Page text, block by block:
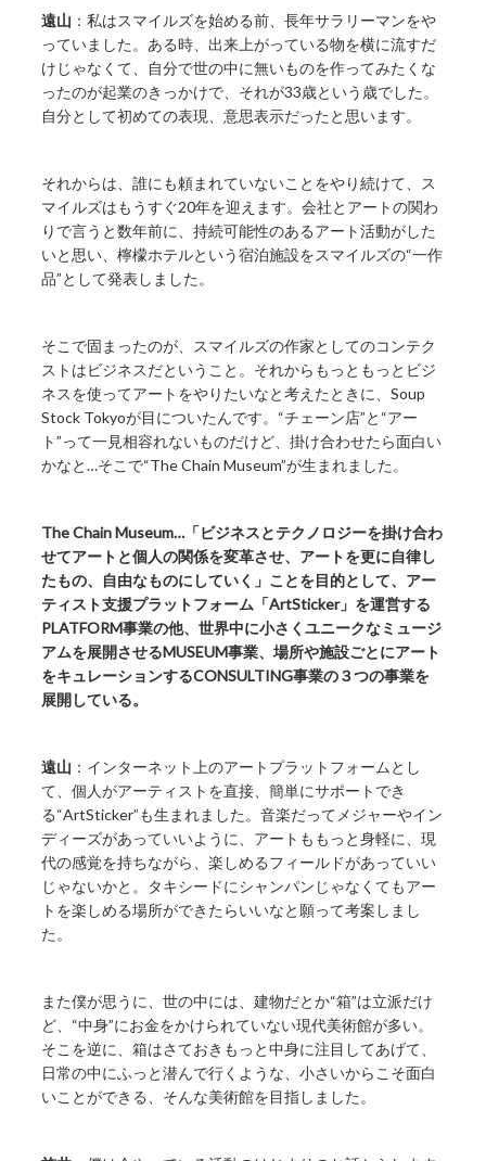
遠山 ：私はスマイルズを始める前、長年サラリーマンをや
っていました。ある時、出来上がっている物を横に流すだ
けじゃなくて、自分で世の中に無いものを作ってみたくな
ったのが起業のきっかけで、それが33歳という歳でした。
自分として初めての表現、意思表示だったと思います。
それからは、誰にも頼まれていないことをやり続けて、ス
マイルズはもうすぐ20年を迎えます。会社とアートの関わ
りで言うと数年前に、持続可能性のあるアート活動がした
いと思い、檸檬ホテルという宿泊施設をスマイルズの“一作
品”として発表しました。
そこで固まったのが、スマイルズの作家としてのコンテク
ストはビジネスだということ。それからもっともっとビジ
ネスを使ってアートをやりたいなと考えたときに、Soup
Stock Tokyo‎が目についたんです。“チェーン店”と“アー
ト”って一見相容れないものだけど、掛け合わせたら面白い
かなと…そこで“The Chain Museum”が生まれました。
The Chain Museum…「ビジネスとテクノロジーを掛け合わ
せてアートと個人の関係を変革させ、アートを更に自律し
たもの、自由なものにしていく」ことを目的として、アー
ティスト支援プラットフォーム「ArtSticker」を運営する
PLATFORM事業の他、世界中に小さくユニークなミュージ
アムを展開させるMUSEUM事業、場所や施設ごとにアート
をキュレーションするCONSULTING事業の３つの事業を
展開している。
遠山 ：インターネット上のアートプラットフォームとし
て、個人がアーティストを直接、簡単にサポートでき
る“ArtSticker”も生まれました。音楽だってメジャーやイン
ディーズがあっていいように、アートももっと身軽に、現
代の感覚を持ちながら、楽しめるフィールドがあっていい
じゃないかと。タキシードにシャンパンじゃなくてもアー
トを楽しめる場所ができたらいいなと願って考案しまし
た。
また僕が思うに、世の中には、建物だとか“箱”は立派だけ
ど、“中身”にお金をかけられていない現代美術館が多い。
そこを逆に、箱はさておきもっと中身に注目してあげて、
日常の中にふっと潜んで行くような、小さいからこそ面白
いことができる、そんな美術館を目指しました。